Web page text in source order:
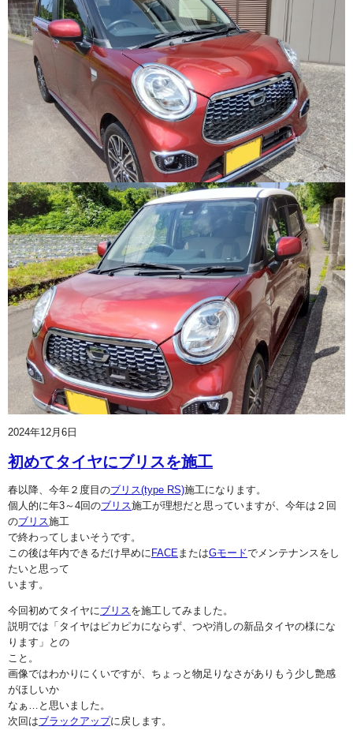
2024年12月6日
初めてタイヤにブリスを施工
春以降、今年２度目のブリス(type RS)施工になります。
個人的に年3～4回のブリス施工が理想だと思っていますが、今年は２回
のブリス施工
で終わってしまいそうです。
この後は年内できるだけ早めに FACE またはGモードでメンテナンスをし
たいと思って
います。
今回初めてタイヤに ブリス を施工してみました。
説明では「タイヤはピカピカにならず、つや消しの新品タイヤの様にな
ります」との
こと。
画像ではわかりにくいですが、ちょっと物足りなさがありもう少し艶感
がほしいか
なぁ…と思いました。
次回はブラックアップに戻します。